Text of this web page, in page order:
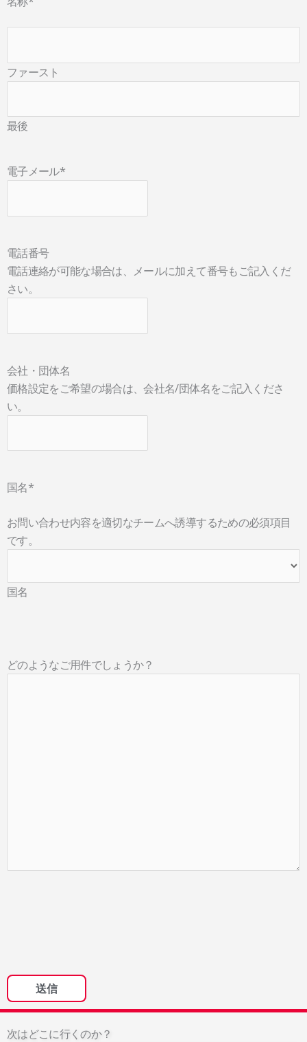
ファースト
最後
電子メール*
電話番号
電話連絡が可能な場合は、メールに加えて番号もご記入くだ
さい。
会社・団体名
価格設定をご希望の場合は、会社名/団体名をご記入くださ
い。
国名*
お問い合わせ内容を適切なチームへ誘導するための必須項目
です。
国名
どのようなご用件でしょうか？
次はどこに行くのか？